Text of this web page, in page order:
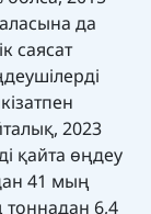
да
саясат
2023
қайта өңдеу
41 мың
тоннадан 6,4